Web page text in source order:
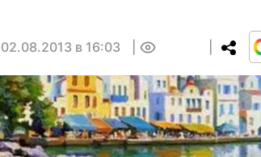
02.08.2013 в 16:03